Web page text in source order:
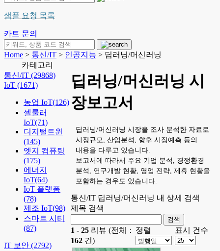
샘플 요청 목록
카트 문의
Home > 통신/IT > 인공지능 > 딥러닝/머신러닝
카테고리
통신/IT (29868)
IoT (1671)
농업 IoT(126)
셀룰러
IoT(71)
디지털트윈
(145)
엣지 컴퓨팅
(175)
에너지
IoT(64)
IoT 플랫폼
(78)
제조 IoT(98)
스마트 시티
(87)
IT 보안 (2792)
딥러닝/머신러닝 시
장보고서
딥러닝/머신러닝 시장을 조사 분석한 자료로
시장규모, 산업분석, 향후 시장예측 등의
내용을 다루고 있습니다.
보고서에 따라서 주요 기업 분석, 경쟁환경
분석, 연구개발 현황, 영업 전략, 제휴 현황을
포함하는 경우도 있습니다.
통신/IT 딥러닝/머신러닝 내 상세 검색
제목 검색
1 - 25 리뷰 (전체：
162 건)
정렬 표시 건수